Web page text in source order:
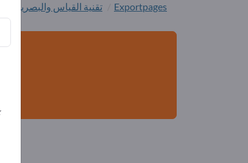
Exportpages تقنية القياس والبصريات